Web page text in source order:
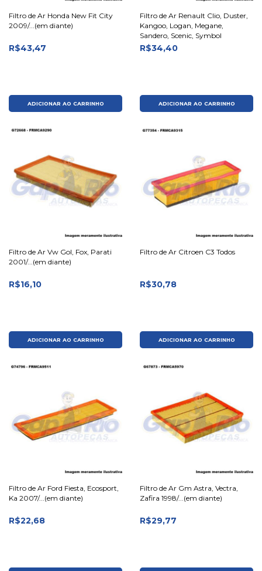
Filtro de Ar Honda New Fit City
2009/...(em diante)
R$43,47
ADICIONAR AO CARRINHO
Filtro de Ar Renault Clio, Duster,
Kangoo, Logan, Megane,
Sandero, Scenic, Symbol
R$34,40
ADICIONAR AO CARRINHO
Filtro de Ar Vw Gol, Fox, Parati
2001/...(em diante)
R$16,10
ADICIONAR AO CARRINHO
Filtro de Ar Citroen C3 Todos
R$30,78
ADICIONAR AO CARRINHO
Filtro de Ar Ford Fiesta, Ecosport,
Ka 2007/...(em diante)
R$22,68
Filtro de Ar Gm Astra, Vectra,
Zafira 1998/...(em diante)
R$29,77